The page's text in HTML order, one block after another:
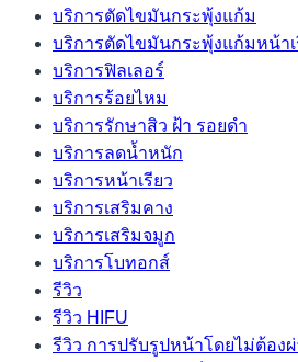
บริการตัดไขมันกระพุ้งแก้ม
บริการตัดไขมันกระพุ้งแก้มหน้าเ
บริการฟิลเลอร์
บริการร้อยไหม
บริการรักษาสิว ฝ้า รอยดำ
บริการลดน้ำหนัก
บริการหน้าเรียว
บริการเสริมคาง
บริการเสริมจมูก
บริการโบทอกส์
รีวิว
รีวิว HIFU
รีวิว การปรับรูปหน้าโดยไม่ต้อง